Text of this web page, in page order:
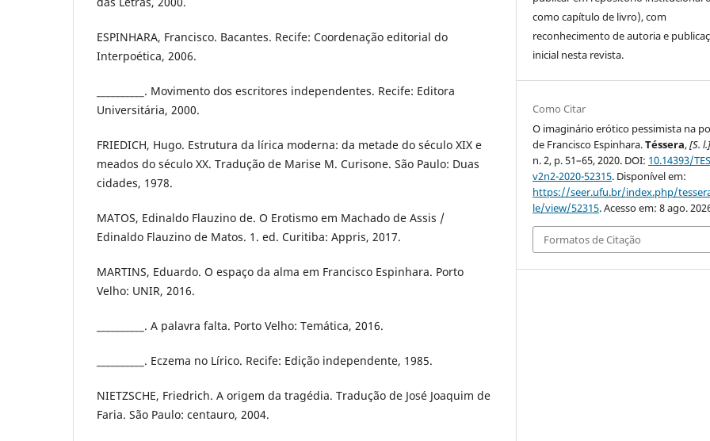
ESPINHARA, Francisco. Bacantes. Recife: Coordenação editorial do
Interpoética, 2006.
__________. Movimento dos escritores independentes. Recife: Editora
Universitária, 2000.
FRIEDICH, Hugo. Estrutura da lírica moderna: da metade do século XIX e
meados do século XX. Tradução de Marise M. Curisone. São Paulo: Duas
cidades, 1978.
MATOS, Edinaldo Flauzino de. O Erotismo em Machado de Assis /
Edinaldo Flauzino de Matos. 1. ed. Curitiba: Appris, 2017.
MARTINS, Eduardo. O espaço da alma em Francisco Espinhara. Porto
Velho: UNIR, 2016.
__________. A palavra falta. Porto Velho: Temática, 2016.
__________. Eczema no Lírico. Recife: Edição independente, 1985.
NIETZSCHE, Friedrich. A origem da tragédia. Tradução de José Joaquim de
Faria. São Paulo: centauro, 2004.
como capítulo de livro), com
reconhecimento de autoria e
inicial nesta revista.
Como Citar
O imaginário erótico pessimista na
de Francisco Espinhara.Téssera,[S. l.]
n. 2, p. 51–65, 2020. DOI: 10.14393/
v2n2-2020-52315. Disponível em:
https://seer.ufu.br/index.php/
le/view/52315. Acesso em: 8 ago.
Formatos de Citação